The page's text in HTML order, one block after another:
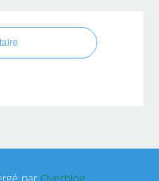
par Overblog